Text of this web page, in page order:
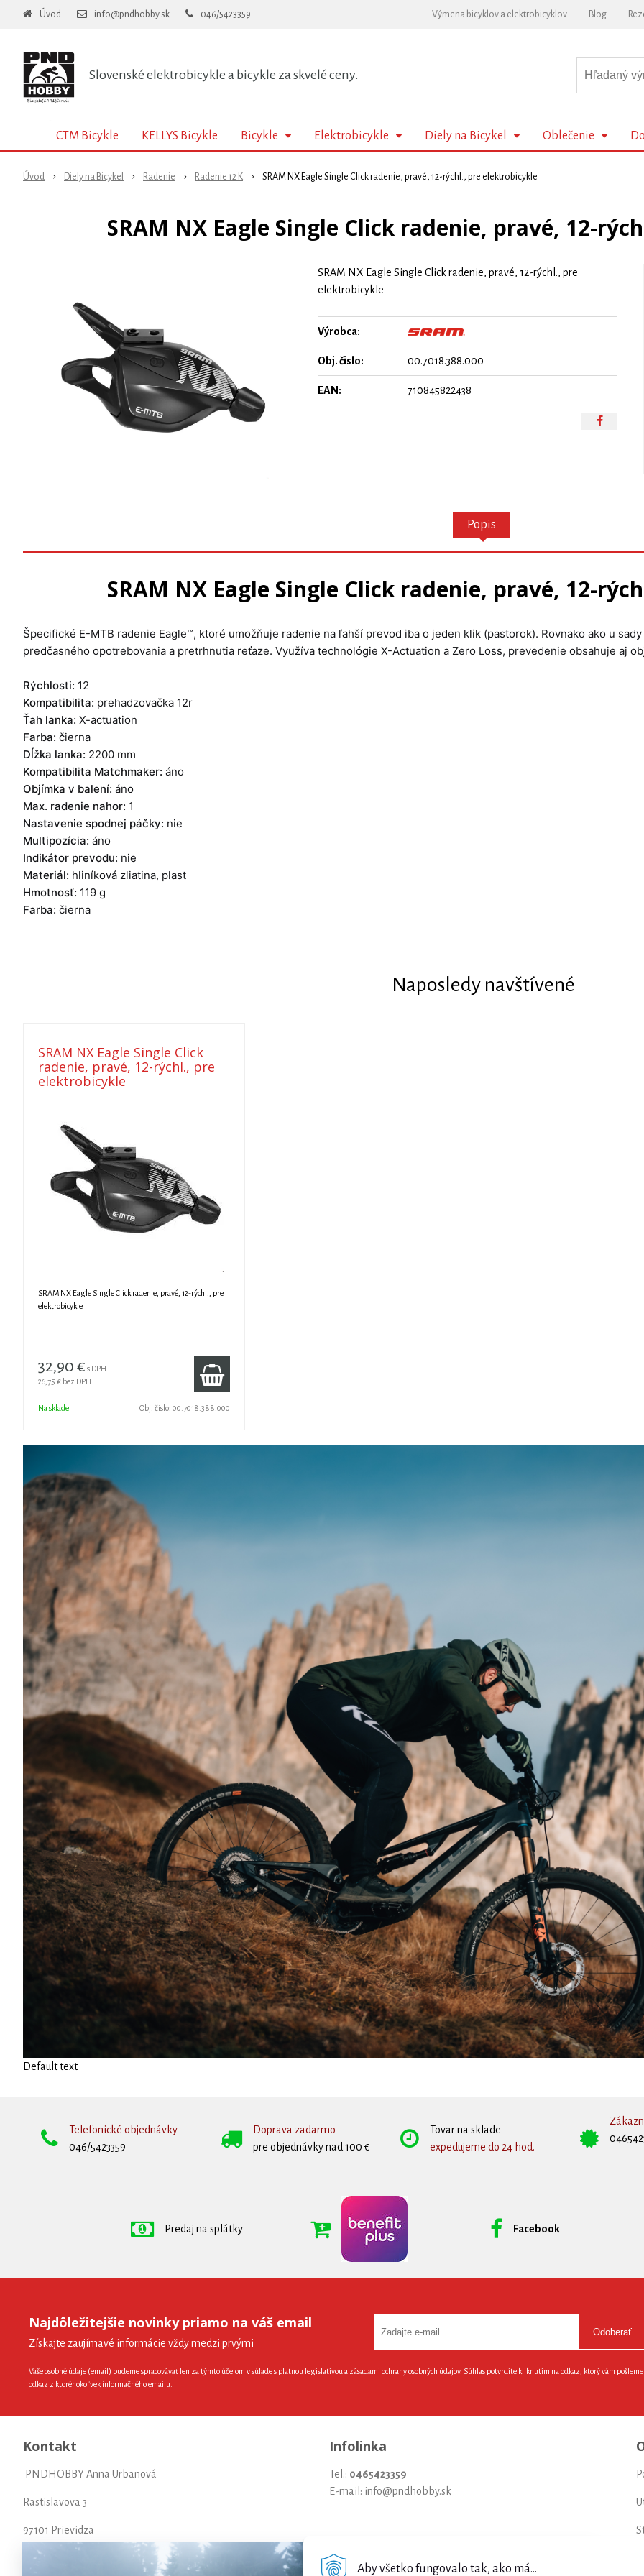
Aby všetko fungovalo tak, ako má...
Slovenské elektrobicykle a bicykle za skvelé ceny.
Úvod info@pndhobby.sk 046/5423359 Výmena bicyklov a elektrobicyklov Blog
CTM Bicykle KELLYS Bicykle Bicykle Elektrobicykle Diely na Bicykel Oblečenie
Úvod Diely na Bicykel Radenie Radenie 12 K SRAM NX Eagle Single Click radenie, pravé, 12-rýchl., pre elektrobicykle
SRAM NX Eagle Single Click radenie, pravé, 12-
SRAM NX Eagle Single Click radenie, pravé, 12-rýchl., pre
elektrobicykle
Výrobca:
Obj. čislo: 00.7018.388.000
EAN: 710845822438
Popis
SRAM NX Eagle Single Click radenie, pravé, 12-
Špecifické E-MTB radenie Eagle™, ktoré umožňuje radenie na ľahší prevod iba o jeden klik (pastorok). Rovnako ako u
predčasného opotrebovania a pretrhnutia reťaze. Využíva technológie X-Actuation a Zero Loss, prevedenie obsahuje aj
Rýchlosti: 12
Kompatibilita: prehadzovačka 12r
Ťah lanka: X-actuation
Farba: čierna
Dĺžka lanka: 2200 mm
Kompatibilita Matchmaker: áno
Objímka v balení: áno
Max. radenie nahor: 1
Nastavenie spodnej páčky: nie
Multipozícia: áno
Indikátor prevodu: nie
Materiál: hliníková zliatina, plast
Hmotnosť: 119 g
Farba: čierna
Naposledy navštívené
SRAM NX Eagle Single Click
radenie, pravé, 12-rýchl., pre
elektrobicykle
SRAM NX Eagle Single Click radenie, pravé, 12-rýchl., pre
elektrobicykle
32,90 € s DPH
26,75 € bez DPH
Na sklade Obj. čislo: 00.7018.388.000
Default text
Telefonické objednávky
046/5423359
Doprava zadarmo
pre objednávky nad 100 €
Tovar na sklade
expedujeme do 24 hod.
Predaj na splátky Facebook
Najdôležitejšie novinky priamo na váš email
Získajte zaujímavé informácie vždy medzi prvými
Odoberať
Vaše osobné údaje (email) budeme spracovávať len za týmto účelom v súlade s platnou legislatívou a zásadami ochrany osobných údajov. Súhlas potvrdíte kliknutím na odkaz, ktorý vám
odkaz z ktoréhokoľvek informačného emailu.
Kontakt
PNDHOBBY Anna Urbanová
Rastislavova 3
97101 Prievidza
Infolinka
Tel.: 0465423359
E-mail: info@pndhobby.sk